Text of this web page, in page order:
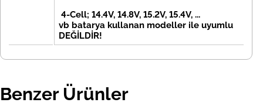
4-Cell; 14.4V, 14.8V, 15.2V, 15.4V, ...
vb batarya kullanan modeller ile uyumlu
DEĞİLDİR!
Benzer Ürünler